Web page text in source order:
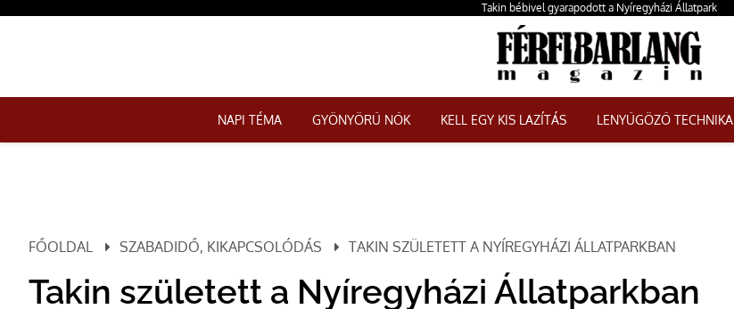
Takin bébivel gyarapodott a Nyíregyházi Állatpark
NAPI TÉMA GYÖNYÖRŰ NŐK KELL EGY KIS LAZÍTÁS LENYŰGÖZŐ TECHNIKA
FŐOLDAL SZABADIDŐ, KIKAPCSOLÓDÁS TAKIN SZÜLETETT A NYÍREGYHÁZI ÁLLATPARKBAN
Takin született a Nyíregyházi Állatparkban